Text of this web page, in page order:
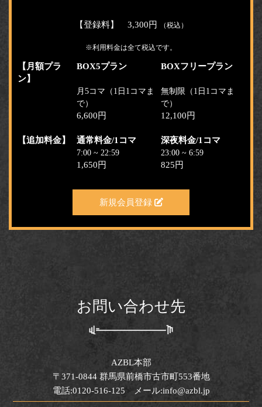
【登録料】 3,300円 （税込）
※利用料金は全て税込です。
【月額プラ
ン】
BOX5プラン BOXフリープラン
月5コマ（1日1コマま
で）
無制限（1日1コマま
で）
6,600円 12,100円
【追加料金】 通常料金/1コマ 深夜料金/1コマ
7:00 ~ 22:59 23:00 ~ 6:59
1,650円 825円
新規会員登録
お問い合わせ先
AZBL本部
〒371-0844 群馬県前橋市古市町553番地
電話:0120-516-125 メール:info@azbl.jp